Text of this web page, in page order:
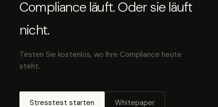
Compliance läuft. Oder sie läuft
nicht.
Testen Sie kostenlos, wo Ihre Compliance heute
steht.
Stresstest starten Whitepaper